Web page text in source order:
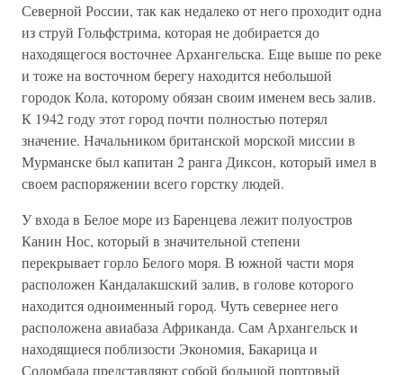
Северной России, так как недалеко от него проходит одна
из струй Гольфстрима, которая не добирается до
находящегося восточнее Архангельска. Еще выше по реке
и тоже на восточном берегу находится небольшой
городок Кола, которому обязан своим именем весь залив.
К 1942 году этот город почти полностью потерял
значение. Начальником британской морской миссии в
Мурманске был капитан 2 ранга Диксон, который имел в
своем распоряжении всего горстку людей.
У входа в Белое море из Баренцева лежит полуостров
Канин Нос, который в значительной степени
перекрывает горло Белого моря. В южной части моря
расположен Кандалакшский залив, в голове которого
находится одноименный город. Чуть севернее него
расположена авиабаза Африканда. Сам Архангельск и
находящиеся поблизости Экономия, Бакарица и
Соломбала представляют собой большой портовый